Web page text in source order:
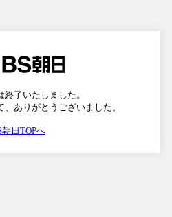
終了いたしました。
ありがとうございました。
朝日TOPへ